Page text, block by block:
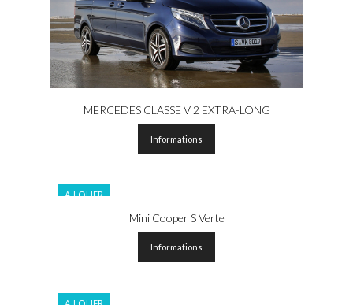
MERCEDES CLASSE V 2 EXTRA-LONG
Informations
A LOUER
Mini Cooper S Verte
Informations
A LOUER